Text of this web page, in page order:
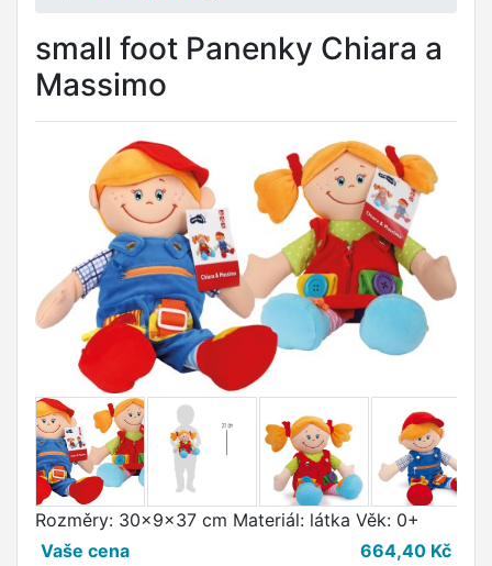
small foot Panenky Chiara a
Massimo
Rozměry: 30x9x37 cm Materiál: látka Věk: 0+
Vaše cena
664,40 Kč